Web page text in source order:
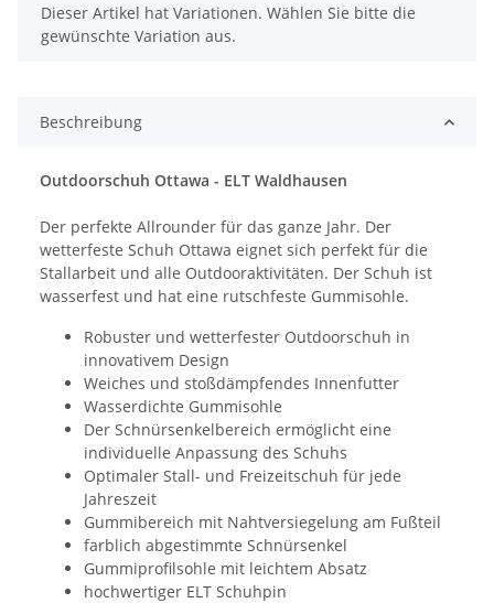
x
Dieser Artikel hat Variationen. Wählen Sie bitte die
gewünschte Variation aus.
Beschreibung
Outdoorschuh Ottawa - ELT Waldhausen
Der perfekte Allrounder für das ganze Jahr. Der
wetterfeste Schuh Ottawa eignet sich perfekt für die
Stallarbeit und alle Outdooraktivitäten. Der Schuh ist
wasserfest und hat eine rutschfeste Gummisohle.
Robuster und wetterfester Outdoorschuh in
innovativem Design
Weiches und stoßdämpfendes Innenfutter
Wasserdichte Gummisohle
Der Schnürsenkelbereich ermöglicht eine
individuelle Anpassung des Schuhs
Optimaler Stall- und Freizeitschuh für jede
Jahreszeit
Gummibereich mit Nahtversiegelung am Fußteil
farblich abgestimmte Schnürsenkel
Gummiprofilsohle mit leichtem Absatz
hochwertiger ELT Schuhpin